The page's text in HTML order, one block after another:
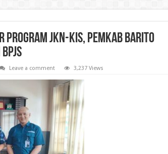
JKN-KIS, Pemkab Barito
Leave a comment 3,237 Views